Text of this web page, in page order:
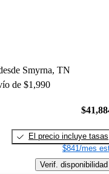
Smyrna, TN
de $1,990
El precio incluye tasas
$841/mes
Verif. disponibilidad